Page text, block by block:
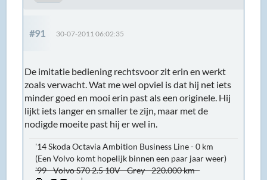
#91 30-07-2011 06:02:35
De imitatie bediening rechtsvoor zit erin en werkt
zoals verwacht. Wat me wel opviel is dat hij net iets
minder goed en mooi erin past als een originele. Hij
lijkt iets langer en smaller te zijn, maar met de
nodigde moeite past hij er wel in.
'14 Skoda Octavia Ambition Business Line - 0 km
(Een Volvo komt hopelijk binnen een paar jaar weer)
'99 - Volvo S70 2.5 10V - Grey - 220.000 km -